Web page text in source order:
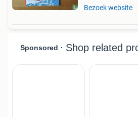
Bezoek website